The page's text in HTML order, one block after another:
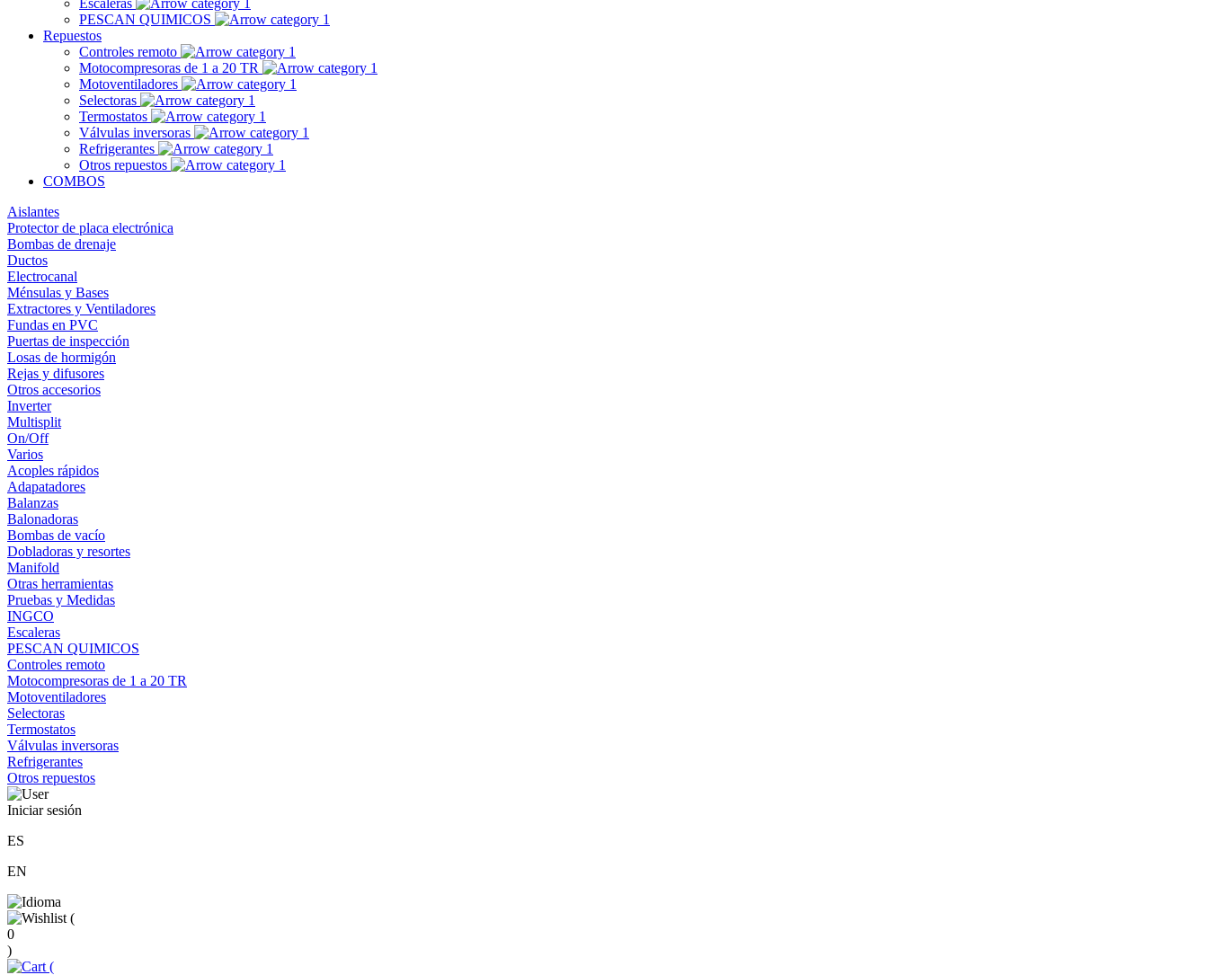
Escaleras
PESCAN QUIMICOS
Repuestos
Controles remoto
Motocompresoras de 1 a 20 TR
Motoventiladores
Selectoras
Termostatos
Válvulas inversoras
Refrigerantes
Otros repuestos
COMBOS
Aislantes
Protector de placa electrónica
Bombas de drenaje
Ductos
Electrocanal
Ménsulas y Bases
Extractores y Ventiladores
Fundas en PVC
Puertas de inspección
Losas de hormigón
Rejas y difusores
Otros accesorios
Inverter
Multisplit
On/Off
Varios
Acoples rápidos
Adapatadores
Balanzas
Balonadoras
Bombas de vacío
Dobladoras y resortes
Manifold
Otras herramientas
Pruebas y Medidas
INGCO
Escaleras
PESCAN QUIMICOS
Controles remoto
Motocompresoras de 1 a 20 TR
Motoventiladores
Selectoras
Termostatos
Válvulas inversoras
Refrigerantes
Otros repuestos
Iniciar sesión
ES
EN
(
0
)
(